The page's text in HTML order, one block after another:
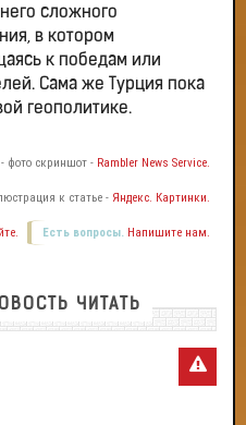
сложного
в котором
к победам или
Сама же Турция пока
геополитике.
фото скриншот - Rambler News Service.
к статье - Яндекс. Картинки.
Есть вопросы. Напишите нам.
ЧИТАТЬ